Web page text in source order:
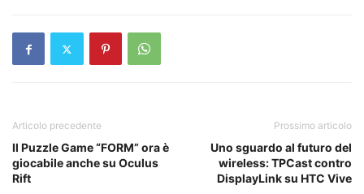
Articolo precedente
Il Puzzle Game “FORM” ora è
giocabile anche su Oculus
Rift
Prossimo articolo
Uno sguardo al futuro del
wireless: TPCast contro
DisplayLink su HTC Vive